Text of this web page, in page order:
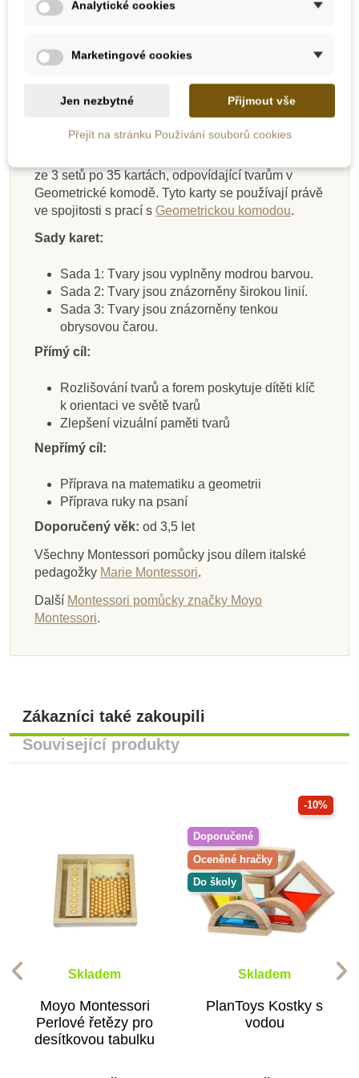
dodavatele
Nienhuis - Šestiboký
hranol
2 264 Kč
Přidat do košíku
Skladem
Moyo Montessori
Barevné destičky 1 -
250 Kč
Přidat do košíku
dodavatele
Nienhuis -
Konstrukční
trojúhelníky
9 700 Kč
Přidat do košíku
Skladem
Moyo Montessori
Základny pro
199 Kč
Přidat do košíku
Skladem
Moyo Montessori
Kontrolní karty k
Hnědým schodům
75 Kč
Přidat do košíku
dodavatele
Nienhuis - Kužel
3 208 Kč
Přidat do košíku
Na dotaz
Moyo Montessori
Hnědé schody -
zmenšená verze
850 Kč
Zobrazit detail
dodavatele
Nienhuis - Zvukové
válečky
4 565 Kč
Přidat do košíku
Popis
Karty ke geometrické komodě jsou doplňující
ze 3 setů po 35 kartách, odpovídající tvarům v
Geometrické komodě. Tyto karty se používají právě
ve spojitosti s prací s Geometrickou komodou.
Sady karet:
Sada 1: Tvary jsou vyplněny modrou barvou.
Sada 2: Tvary jsou znázorněny širokou linií.
Sada 3: Tvary jsou znázorněny tenkou
obrysovou čarou.
Přímý cíl:
Rozlišování tvarů a forem poskytuje dítěti klíč
k orientaci ve světě tvarů
Zlepšení vizuální paměti tvarů
Nepřímý cíl:
Příprava na matematiku a geometrii
Příprava ruky na psaní
Doporučený věk: od 3,5 let
Všechny Montessori pomůcky jsou dílem italské
pedagožky Marie Montessori.
Další Montessori pomůcky značky Moyo
Montessori.
Zákazníci také zakoupili
Související produkty
Skladem
Moyo Montessori
Perlové řetězy pro
desítkovou tabulku
-10%
Doporučené
Oceněné hračky
Do školy
Skladem
PlanToys Kostky s
vodou
Analytické cookies
Marketingové cookies
Jen nezbytné Přijmout vše
Přejít na stránku Používání souborů cookies